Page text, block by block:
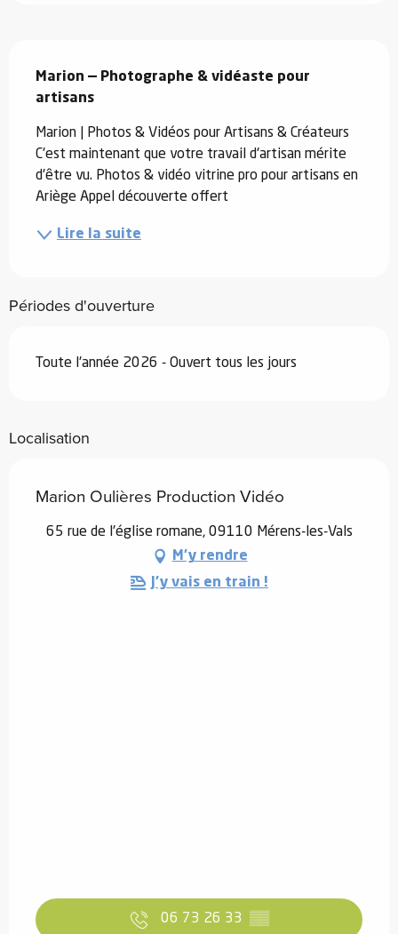
Marion — Photographe & vidéaste pour
artisans
Marion | Photos & Vidéos pour Artisans & Créateurs
C'est maintenant que votre travail d'artisan mérite
d'être vu. Photos & vidéo vitrine pro pour artisans en
Ariège Appel découverte offert
Lire la suite
Périodes d'ouverture
Toute l'année 2026 - Ouvert tous les jours
Localisation
Marion Oulières Production Vidéo
65 rue de l'église romane, 09110 Mérens-les-Vals
M'y rendre
J'y vais en train !
06 73 26 33 ▒▒